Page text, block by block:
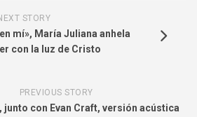
STORY
mí», María Juliana anhela
con la luz de Cristo
PREVIOUS STORY
junto con Evan Craft, versión acústica